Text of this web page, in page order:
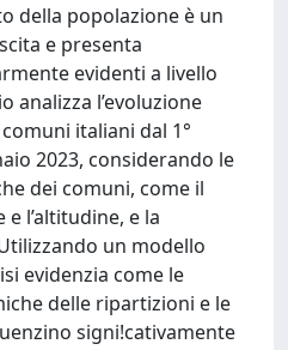
della popolazione è un
e presenta
evidenti a livello
analizza l’evoluzione
italiani dal 1°
2023, considerando le
dei comuni, come il
l’altitudine, e la
un modello
evidenzia come le
delle ripartizioni e le
signi!cativamente